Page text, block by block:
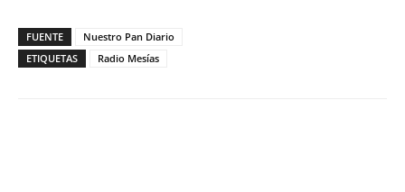
FUENTE
Nuestro Pan Diario
ETIQUETAS
Radio Mesías